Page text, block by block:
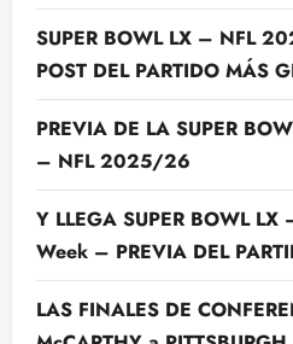
SUPER BOWL LX – NFL
POST DEL PARTIDO MÁS
PREVIA DE LA SUPER
– NFL 2025/26
Y LLEGA SUPER BOWL
Week – PREVIA DEL
LAS FINALES DE